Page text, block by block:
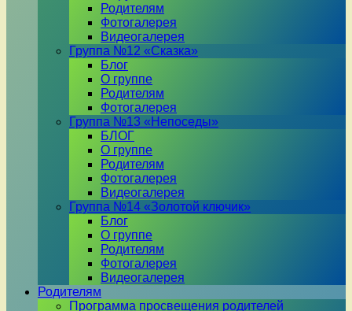
Родителям
Фотогалерея
Видеогалерея
Группа №12 «Сказка»
Блог
О группе
Родителям
Фотогалерея
Группа №13 «Непоседы»
БЛОГ
О группе
Родителям
Фотогалерея
Видеогалерея
Группа №14 «Золотой ключик»
Блог
О группе
Родителям
Фотогалерея
Видеогалерея
Родителям
Программа просвещения родителей